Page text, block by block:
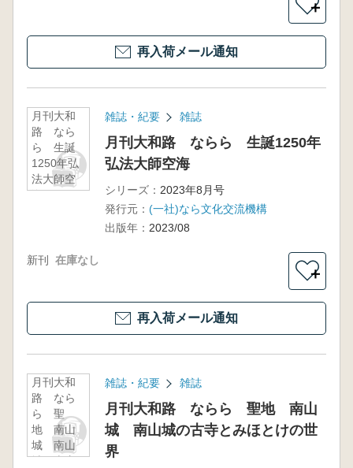
＋
再入荷メール通知
月刊大和
路 なら
ら 生誕
1250年弘
法大師空
海
雑誌・紀要 雑誌
月刊大和路 ならら 生誕1250年
弘法大師空海
シリーズ： 2023年8月号
発行元： (一社)なら文化交流機構
出版年： 2023/08
新刊 在庫なし
＋
再入荷メール通知
月刊大和
路 なら
ら 聖
地 南山
城 南山
城の古寺
雑誌・紀要 雑誌
月刊大和路 ならら 聖地 南山
城 南山城の古寺とみほとけの世
界